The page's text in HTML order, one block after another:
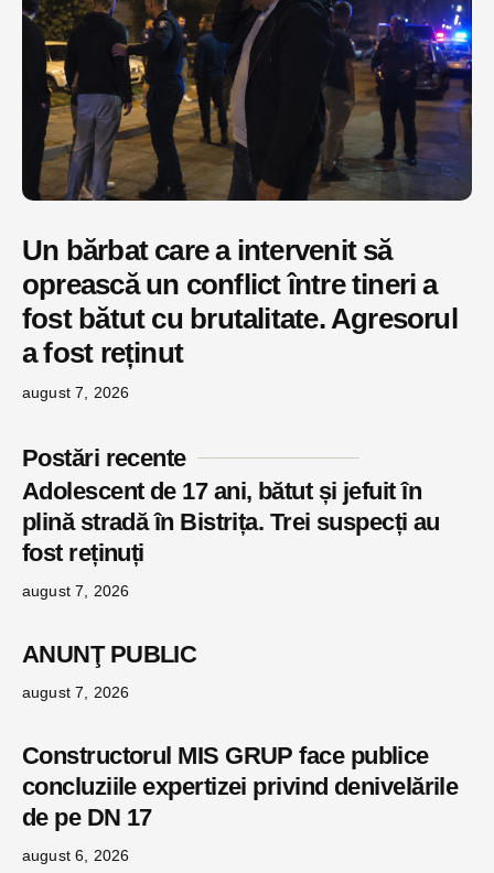
Un bărbat care a intervenit să
oprească un conflict între tineri a
fost bătut cu brutalitate. Agresorul
a fost reținut
august 7, 2026
Postări recente
Adolescent de 17 ani, bătut și jefuit în
plină stradă în Bistrița. Trei suspecți au
fost reținuți
august 7, 2026
ANUNŢ PUBLIC
august 7, 2026
Constructorul MIS GRUP face publice
concluziile expertizei privind denivelările
de pe DN 17
august 6, 2026